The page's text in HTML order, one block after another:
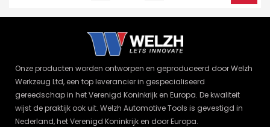
Onze producten worden ontworpen en geproduceerd door Welzh
Werkzeug Ltd, een top leverancier in gespecialiseerd
gereedschap in het Verenigd Koninkrijk en Europa. De kwaliteit
wijst de praktijk ook uit. Welzh Automotive Tools is gevestigd in
Nederland, het Verenigd Koninkrijk en door Europa.